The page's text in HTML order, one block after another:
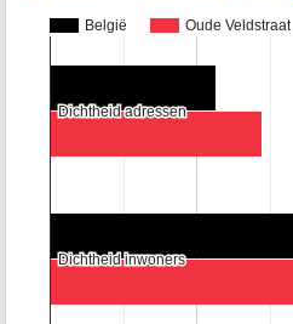
België Oude Veldstraat
Dichtheid adressen
Dichtheid adressen
Dichtheid inwoners
Dichtheid inwoners